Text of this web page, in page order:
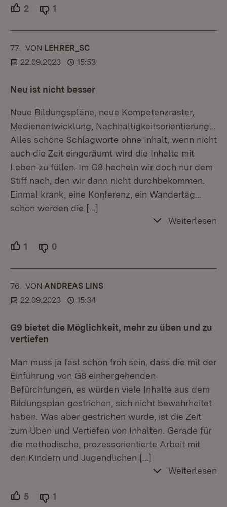
2 Unterstützer.
1
77. KOMMENTAR
VON :LEHRER_SC
22.09.2023
15:53
Neu ist nicht besser
Neue Bildungspläne, neue Kompetenzraster,
Medienentwicklung, Nachhaltigkeitsorientierung...
Alles schöne Schlagworte ohne Inhalt, wenn nicht
auch die Zeit eingeräumt wird die Inhalte mit
Leben zu füllen. Im G8 hecheln wir doch nur dem
Stiff nach, den wir dann nicht durchbekommen.
Einmal krank, eine Konferenz, ein Wandertag...
schon werden die […]
Weiterlesen
1 Unterstützer.
0
76. KOMMENTAR
VON :ANDREAS LINS
22.09.2023
15:34
G9 bietet die Möglichkeit, mehr zu üben und zu
vertiefen
Man muss ja fast schon froh sein, dass die mit der
Einführung von G8 einhergehenden
Befürchtungen, es würden viele Inhalte aus dem
Bildungsplan gestrichen, sich nicht bewahrheitet
haben. Was aber gestrichen wurde, ist die Zeit
zum Üben und Vertiefen von Inhalten. Gerade für
die methodische, prozessorientierte Arbeit mit
den Kindern und Jugendlichen […]
Weiterlesen
5 Unterstützer.
1